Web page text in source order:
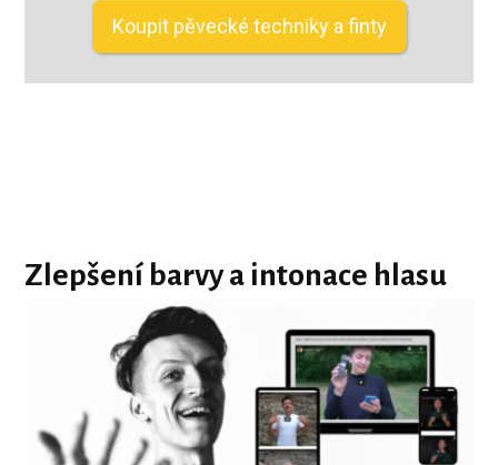
Koupit pěvecké techniky a finty
Zlepšení barvy a intonace hlasu